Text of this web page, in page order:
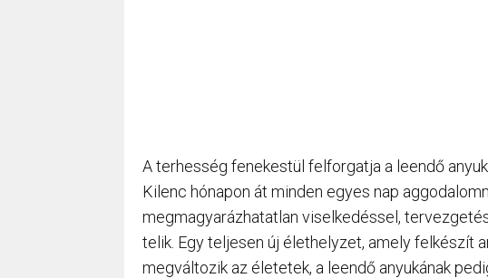
A terhesség fenekestül felforgatja a leendő
Kilenc hónapon át minden egyes nap
megmagyarázhatatlan viselkedéssel,
telik. Egy teljesen új élethelyzet, amely felkészít
megváltozik az életetek, a leendő anyukának